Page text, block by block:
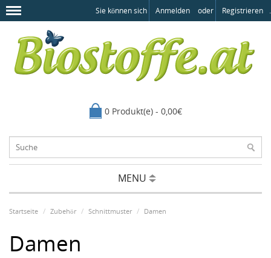
Sie können sich Anmelden oder Registrieren .
0 Produkt(e) - 0,00€
MENU
Startseite Zubehör Schnittmuster Damen
Damen